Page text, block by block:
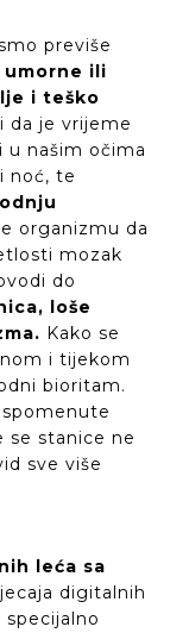
previše
umorne ili
i teško
da je vrijeme
u našim očima
noć, te
organizmu da
mozak
do
loše
Kako se
i tijekom
bioritam.
stanice ne
sve više
leća sa
digitalnih
specijalno